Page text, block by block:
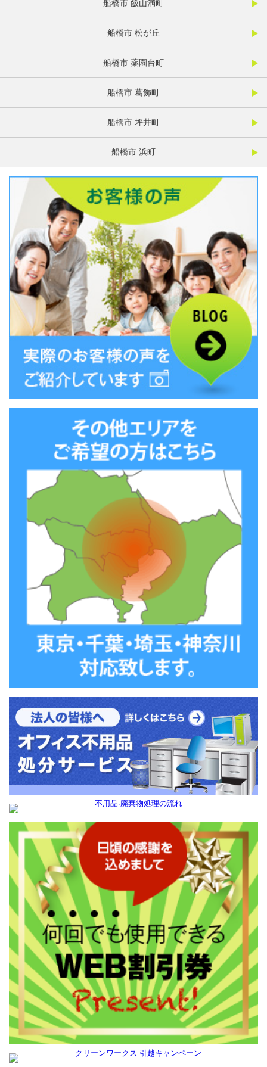
船橋市 飯山満町
船橋市 松が丘
船橋市 薬園台町
船橋市 葛飾町
船橋市 坪井町
船橋市 浜町